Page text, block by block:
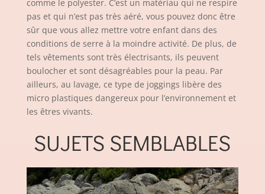
comme le polyester. C’est un matériau qui ne respire
pas et qui n’est pas très aéré, vous pouvez donc être
sûr que vous allez mettre votre enfant dans des
conditions de serre à la moindre activité. De plus, de
tels vêtements sont très électrisants, ils peuvent
boulocher et sont désagréables pour la peau. Par
ailleurs, au lavage, ce type de joggings libère des
micro plastiques dangereux pour l’environnement et
les êtres vivants.
SUJETS SEMBLABLES